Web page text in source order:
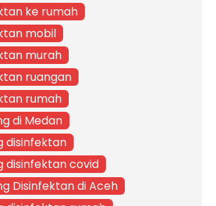
ke rumah
mobil
murah
ruangan
rumah
di Medan
disinfektan
disinfektan covid
Disinfektan di Aceh